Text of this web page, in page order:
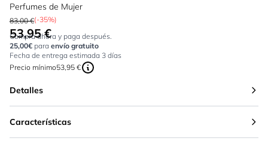
Perfumes de Mujer
83,00 €(-35%)
Tan bajo como:
53,95 €
Compra ahora y paga después.
25,00€ para envío gratuito
Fecha de entrega estimada 3 días
Precio mínimo53,95 €
Detalles
Características